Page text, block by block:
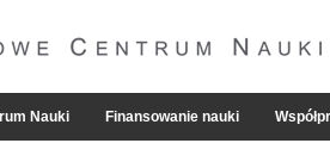
Nauki Finansowanie nauki